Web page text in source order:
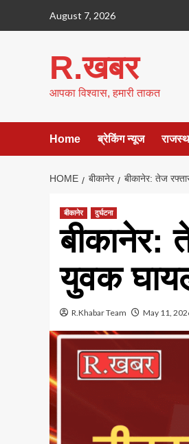
August 7, 2026
R.खबर
आपका विश्वास, हमारी ताकत
Home ब्रेकिंग न्यूज
HOME बीकानेर बीकानेर: तेज
बीकानेर दुर्घटना
बीकानेर:
युवक
R.Khabar Team May 11,